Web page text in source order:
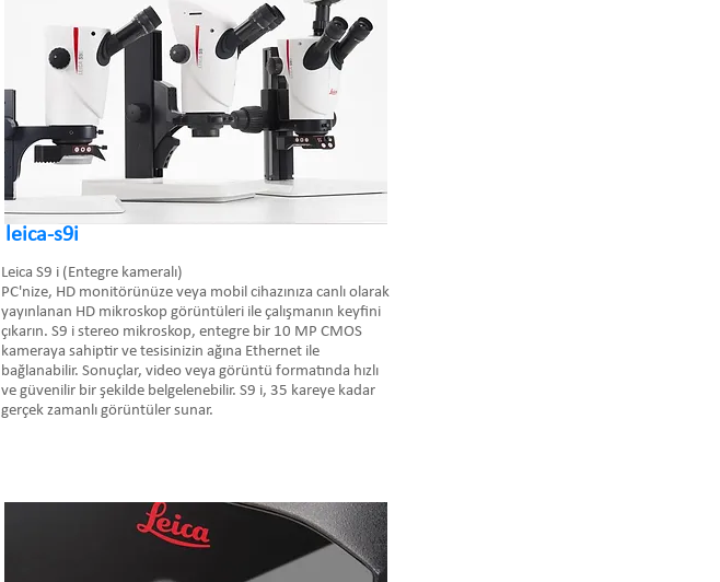
leica-s9i
Leica S9 i (Entegre kameralı)
PC'nize, HD monitörünüze veya mobil cihazınıza canlı olarak
yayınlanan HD mikroskop görüntüleri ile çalışmanın keyfini
çıkarın. S9 i stereo mikroskop, entegre bir 10 MP CMOS
kameraya sahiptir ve tesisinizin ağına Ethernet ile
bağlanabilir. Sonuçlar, video veya görüntü formatında hızlı
ve güvenilir bir şekilde belgelenebilir. S9 i, 35 kareye kadar
gerçek zamanlı görüntüler sunar.